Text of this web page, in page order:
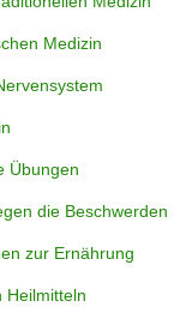
Medizin
Übungen
die Beschwerden
zur Ernährung
Heilmitteln